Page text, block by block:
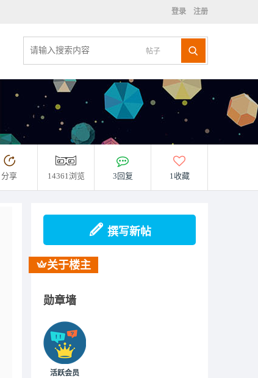
登录 注册
帖子
分享 14361浏览 3回复 1收藏
撰写新帖
关于楼主
勋章墙
活跃会员